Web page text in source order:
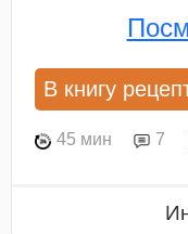
В книгу
45 мин 7